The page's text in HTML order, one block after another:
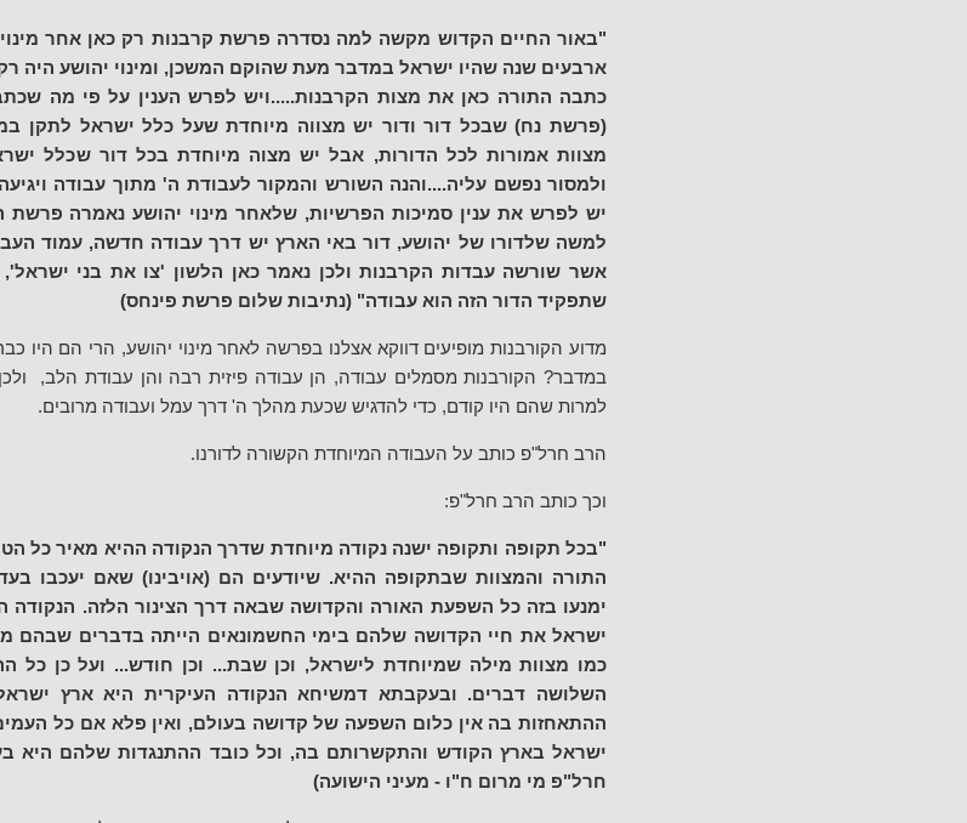
"באור החיים הקדוש מקשה למה נסדרה פרשת קרבנות רק כאן אחר מינוי
ארבעים שנה שהיו ישראל במדבר מעת שהוקם המשכן, ומינוי יהושע היה
כתבה התורה כאן את מצות הקרבנות.....ויש לפרש הענין על פי מה
(פרשת נח) שבכל דור ודור יש מצווה מיוחדת שעל כלל ישראל לתקן
מצוות אמורות לכל הדורות, אבל יש מצוה מיוחדת בכל דור שכלל
ולמסור נפשם עליה....והנה השורש והמקור לעבודת ה' מתוך עבודה
יש לפרש את ענין סמיכות הפרשיות, שלאחר מינוי יהושע נאמרה פרשת
למשה שלדורו של יהושע, דור באי הארץ יש דרך עבודה חדשה, עמוד
אשר שורשה עבדות הקרבנות ולכן נאמר כאן הלשון 'צו את בני ישראל',
שתפקיד הדור הזה הוא עבודה" (נתיבות שלום פרשת פינחס)
מדוע הקורבנות מופיעים דווקא אצלנו בפרשה לאחר מינוי יהושע, הרי הם היו
במדבר? הקורבנות מסמלים עבודה, הן עבודה פיזית רבה והן עבודת הלב,
למרות שהם היו קודם, כדי להדגיש שכעת מהלך ה' דרך עמל ועבודה מרובים.
הרב חרל"פ כותב על העבודה המיוחדת הקשורה לדורנו.
וכך כותב הרב חרל"פ:
"בכל תקופה ותקופה ישנה נקודה מיוחדת שדרך הנקודה ההיא מאיר כל
התורה והמצוות שבתקופה ההיא. שיודעים הם (אויבינו) שאם יעכבו
ימנעו בזה כל השפעת האורה והקדושה שבאה דרך הצינור הלזה. הנקודה
ישראל את חיי הקדושה שלהם בימי החשמונאים הייתה בדברים שבהם
כמו מצוות מילה שמיוחדת לישראל, וכן שבת... וכן חודש... ועל כן כל
השלושה דברים. ובעקבתא דמשיחא הנקודה העיקרית היא ארץ
ההתאחזות בה אין כלום השפעה של קדושה בעולם, ואין פלא אם כל
ישראל בארץ הקודש והתקשרותם בה, וכל כובד ההתנגדות שלהם היא
חרל"פ מי מרום ח"ו - מעיני הישועה)